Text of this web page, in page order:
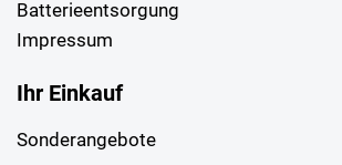
Batterieentsorgung
Impressum
Ihr Einkauf
Sonderangebote